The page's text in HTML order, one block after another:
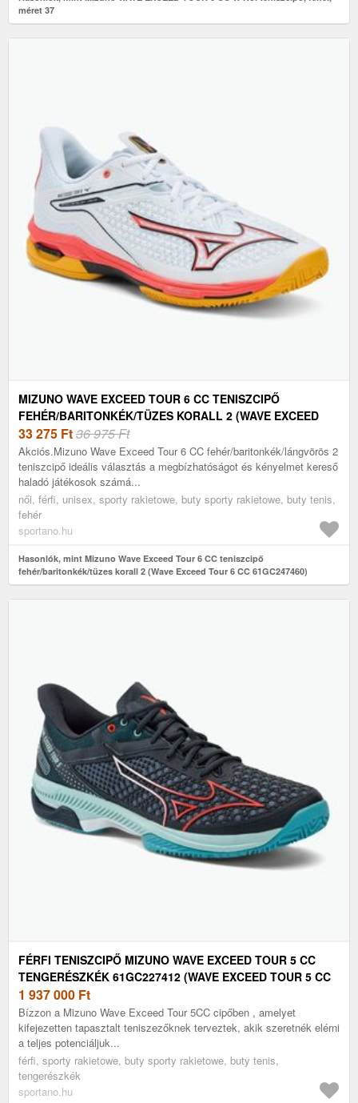
méret 37
MIZUNO WAVE EXCEED TOUR 6 CC TENISZCIPŐ
FEHÉR/BARITONKÉK/TÜZES KORALL 2 (WAVE EXCEED
TOUR 6 CC 61GC247460)
33 275 Ft36 975 Ft
Akciós.Mizuno Wave Exceed Tour 6 CC fehér/baritonkék/lángvörös 2
teniszcipő ideális választás a megbízhatóságot és kényelmet kereső
haladó játékosok számá...
női, férfi, unisex, sporty rakietowe, buty sporty rakietowe, buty tenis,
fehér
sportano.hu
Hasonlók, mint Mizuno Wave Exceed Tour 6 CC teniszcipő
fehér/baritonkék/tüzes korall 2 (Wave Exceed Tour 6 CC 61GC247460)
FÉRFI TENISZCIPŐ MIZUNO WAVE EXCEED TOUR 5 CC
TENGERÉSZKÉK 61GC227412 (WAVE EXCEED TOUR 5 CC
61GC227412)
1 937 000 Ft
Bízzon a Mizuno Wave Exceed Tour 5CC cipőben , amelyet
kifejezetten tapasztalt teniszezőknek terveztek, akik szeretnék elérni
a teljes potenciáljuk...
férfi, sporty rakietowe, buty sporty rakietowe, buty tenis,
tengerészkék
sportano.hu